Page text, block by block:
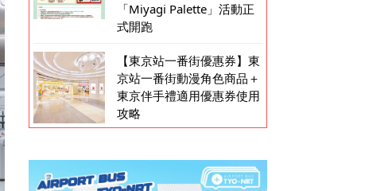
「Miyagi Palette」活動正
式開跑
【東京站一番街優惠券】東
京站一番街動漫角色商品＋
東京伴手禮適用優惠券使用
攻略